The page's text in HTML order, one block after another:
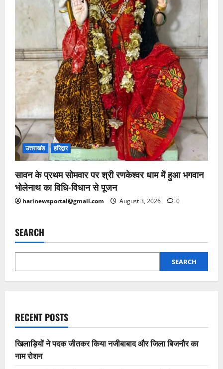
उत्तराखंड हरिद्वार
सावन के प्रथम सोमवार पर श्री रणकेश्वर धाम में हुआ भगवान
भोलेनाथ का विधि-विधान से पूजन
harinewsportal@gmail.com August 3, 2026 0
SEARCH
SEARCH
RECENT POSTS
खिलाड़ियों ने पदक जीतकर किया नजीबाबाद और जिला बिजनौर का
नाम रोशन